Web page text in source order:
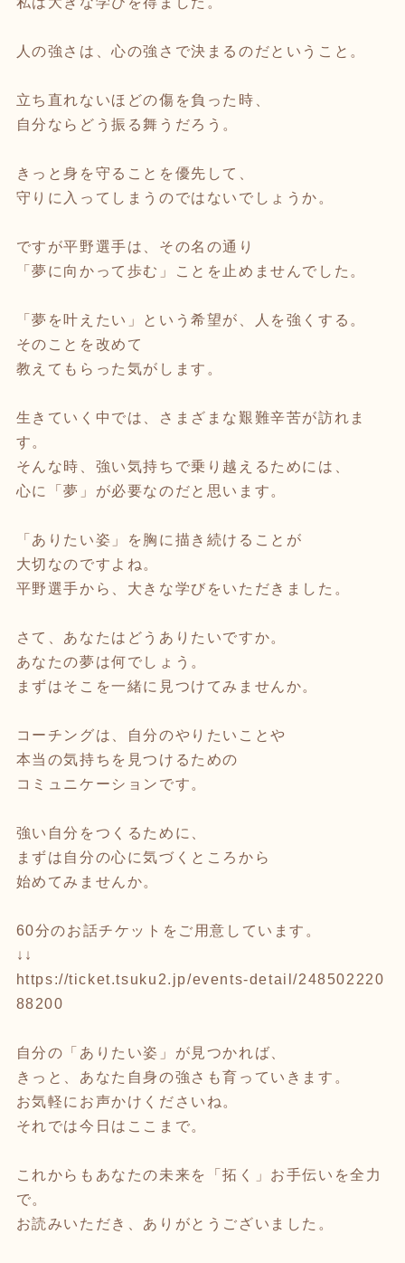
人の強さは、心の強さで決まるのだということ。
立ち直れないほどの傷を負った時、
自分ならどう振る舞うだろう。
きっと身を守ることを優先して、
守りに入ってしまうのではないでしょうか。
ですが平野選手は、その名の通り
「夢に向かって歩む」ことを止めませんでした。
「夢を叶えたい」という希望が、人を強くする。
そのことを改めて
教えてもらった気がします。
生きていく中では、さまざまな艱難辛苦が訪れま
す。
そんな時、強い気持ちで乗り越えるためには、
心に「夢」が必要なのだと思います。
「ありたい姿」を胸に描き続けることが
大切なのですよね。
平野選手から、大きな学びをいただきました。
さて、あなたはどうありたいですか。
あなたの夢は何でしょう。
まずはそこを一緒に見つけてみませんか。
コーチングは、自分のやりたいことや
本当の気持ちを見つけるための
コミュニケーションです。
強い自分をつくるために、
まずは自分の心に気づくところから
始めてみませんか。
60分のお話チケットをご用意しています。
↓↓
https://ticket.tsuku2.jp/events-detail/248502220
88200
自分の「ありたい姿」が見つかれば、
きっと、あなた自身の強さも育っていきます。
お気軽にお声かけくださいね。
それでは今日はここまで。
これからもあなたの未来を「拓く」お手伝いを全力
で。
お読みいただき、ありがとうございました。